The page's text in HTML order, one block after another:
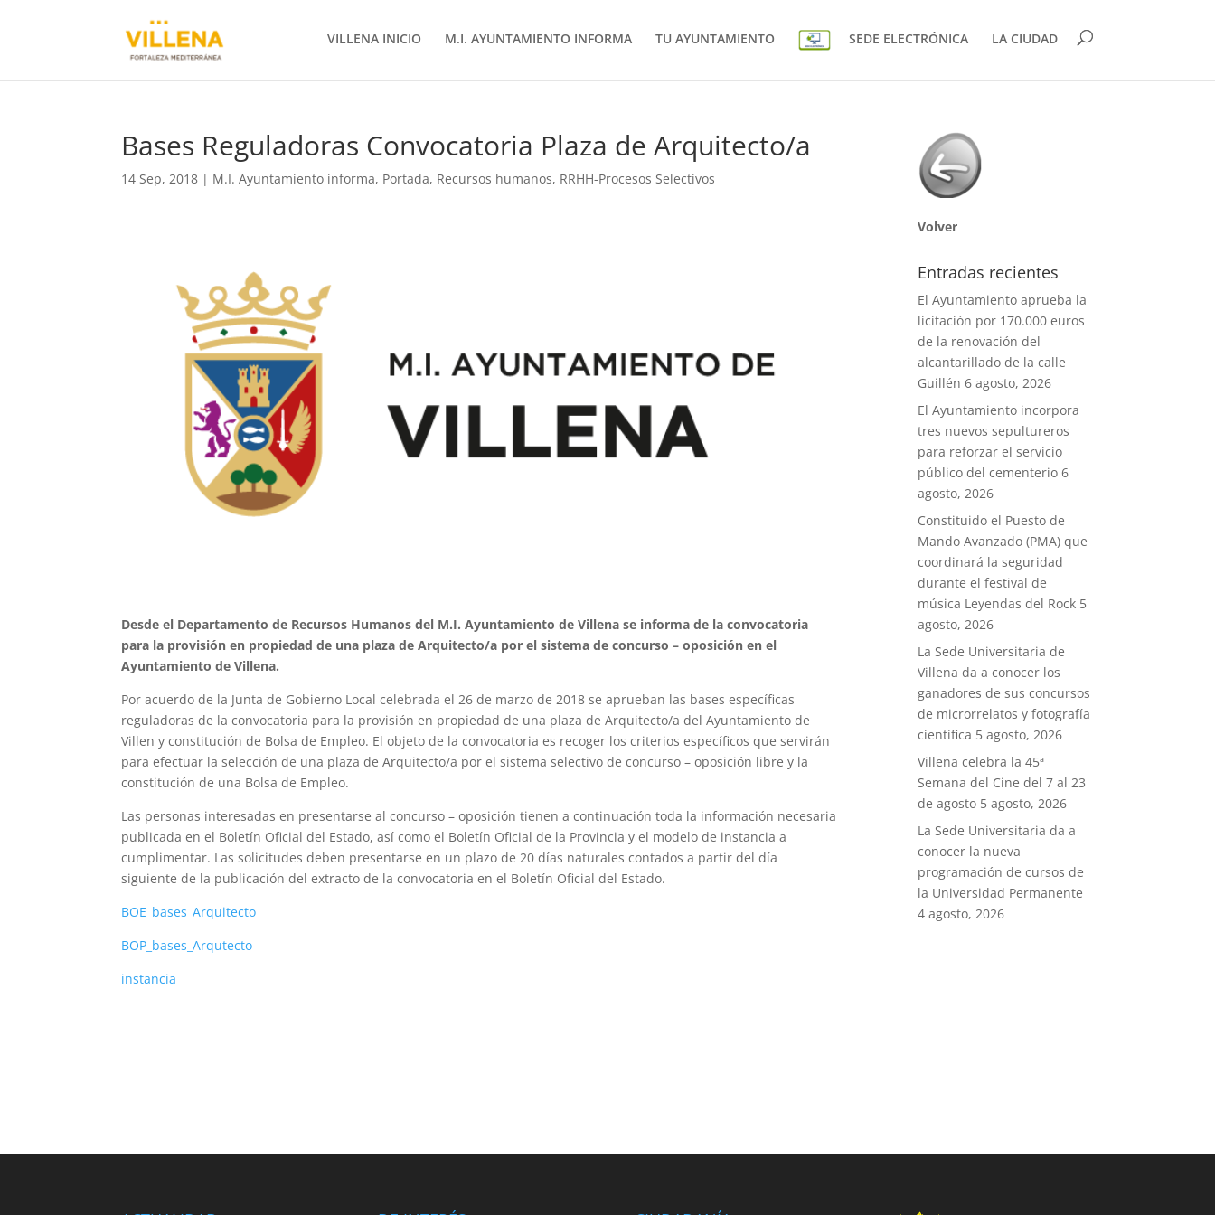
VILLENA INICIO M.I. AYUNTAMIENTO INFORMA TU AYUNTAMIENTO SEDE ELECTRÓNICA LA CIUDAD
Bases Reguladoras Convocatoria Plaza de Arquitecto/a
14 Sep, 2018 | M.I. Ayuntamiento informa, Portada, Recursos humanos, RRHH-Procesos Selectivos
Desde el Departamento de Recursos Humanos del M.I. Ayuntamiento de Villena se informa de la convocatoria
para la provisión en propiedad de una plaza de Arquitecto/a por el sistema de concurso – oposición en el
Ayuntamiento de Villena.
Por acuerdo de la Junta de Gobierno Local celebrada el 26 de marzo de 2018 se aprueban las bases específicas
reguladoras de la convocatoria para la provisión en propiedad de una plaza de Arquitecto/a del Ayuntamiento de
Villen y constitución de Bolsa de Empleo. El objeto de la convocatoria es recoger los criterios específicos que servirán
para efectuar la selección de una plaza de Arquitecto/a por el sistema selectivo de concurso – oposición libre y la
constitución de una Bolsa de Empleo.
Las personas interesadas en presentarse al concurso – oposición tienen a continuación toda la información necesaria
publicada en el Boletín Oficial del Estado, así como el Boletín Oficial de la Provincia y el modelo de instancia a
cumplimentar. Las solicitudes deben presentarse en un plazo de 20 días naturales contados a partir del día
siguiente de la publicación del extracto de la convocatoria en el Boletín Oficial del Estado.
BOE_bases_Arquitecto
BOP_bases_Arqutecto
instancia
Volver
Entradas recientes
El Ayuntamiento aprueba la
licitación por 170.000 euros
de la renovación del
alcantarillado de la calle
Guillén 6 agosto, 2026
El Ayuntamiento incorpora
tres nuevos sepultureros
para reforzar el servicio
público del cementerio 6
agosto, 2026
Constituido el Puesto de
Mando Avanzado (PMA) que
coordinará la seguridad
durante el festival de
música Leyendas del Rock 5
agosto, 2026
La Sede Universitaria de
Villena da a conocer los
ganadores de sus concursos
de microrrelatos y fotografía
científica 5 agosto, 2026
Villena celebra la 45ª
Semana del Cine del 7 al 23
de agosto 5 agosto, 2026
La Sede Universitaria da a
conocer la nueva
programación de cursos de
la Universidad Permanente
4 agosto, 2026